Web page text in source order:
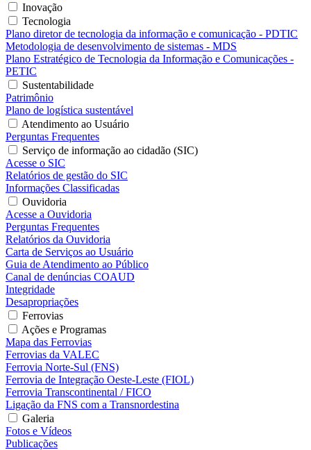
Inovação
Tecnologia
Plano diretor de tecnologia da informação e comunicação - PDTIC
Metodologia de desenvolvimento de sistemas - MDS
Plano Estratégico de Tecnologia da Informação e Comunicações -
PETIC
Sustentabilidade
Patrimônio
Plano de logística sustentável
Atendimento ao Usuário
Perguntas Frequentes
Serviço de informação ao cidadão (SIC)
Acesse o SIC
Relatórios de gestão do SIC
Informações Classificadas
Ouvidoria
Acesse a Ouvidoria
Perguntas Frequentes
Relatórios da Ouvidoria
Carta de Serviços ao Usuário
Guia de Atendimento ao Público
Canal de denúncias COAUD
Integridade
Desapropriações
Ferrovias
Ações e Programas
Mapa das Ferrovias
Ferrovias da VALEC
Ferrovia Norte-Sul (FNS)
Ferrovia de Integração Oeste-Leste (FIOL)
Ferrovia Transcontinental / FICO
Ligação da FNS com a Transnordestina
Galeria
Fotos e Vídeos
Publicações